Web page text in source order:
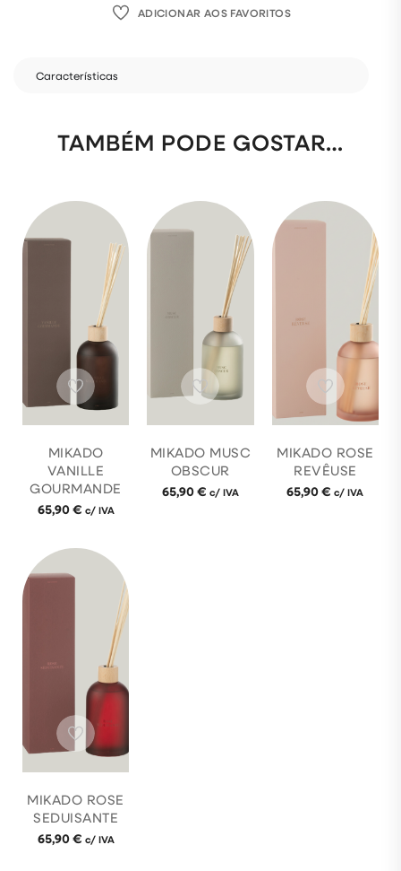
ADICIONAR AOS FAVORITOS
Características
TAMBÉM PODE GOSTAR…
MIKADO
VANILLE
GOURMANDE
65,90€ c/ IVA
MIKADO MUSC
OBSCUR
65,90€ c/ IVA
MIKADO ROSE
REVÊUSE
65,90€ c/ IVA
MIKADO ROSE
SEDUISANTE
65,90€ c/ IVA